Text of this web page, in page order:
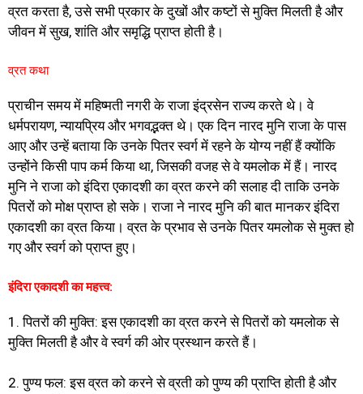
व्रत करता है, उसे सभी प्रकार के दुखों और कष्टों से मुक्ति मिलती है और
जीवन में सुख, शांति और समृद्धि प्राप्त होती है।
व्रत कथा
प्राचीन समय में महिष्मती नगरी के राजा इंद्रसेन राज्य करते थे। वे
धर्मपरायण, न्यायप्रिय और भगवद्भक्त थे। एक दिन नारद मुनि राजा के पास
आए और उन्हें बताया कि उनके पितर स्वर्ग में रहने के योग्य नहीं हैं क्योंकि
उन्होंने किसी पाप कर्म किया था, जिसकी वजह से वे यमलोक में हैं। नारद
मुनि ने राजा को इंदिरा एकादशी का व्रत करने की सलाह दी ताकि उनके
पितरों को मोक्ष प्राप्त हो सके। राजा ने नारद मुनि की बात मानकर इंदिरा
एकादशी का व्रत किया। व्रत के प्रभाव से उनके पितर यमलोक से मुक्त हो
गए और स्वर्ग को प्राप्त हुए।
इंदिरा एकादशी का महत्त्व:
1. पितरों की मुक्ति: इस एकादशी का व्रत करने से पितरों को यमलोक से
मुक्ति मिलती है और वे स्वर्ग की ओर प्रस्थान करते हैं।
2. पुण्य फल: इस व्रत को करने से व्रती को पुण्य की प्राप्ति होती है और